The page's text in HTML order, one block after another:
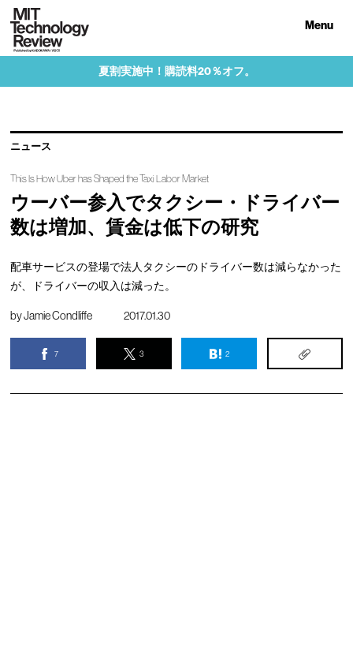
Menu
夏割実施中！購読料20％オフ。
ニュース
This Is How Uber has Shaped the Taxi Labor Market
ウーバー参入でタクシー・ドライバー
数は増加、賃金は低下の研究
配車サービスの登場で法人タクシーのドライバー数は減らなかった
が、ドライバーの収入は減った。
byJamie Condliffe 2017.01.30
7 3 2